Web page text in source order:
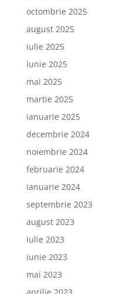
octombrie 2025
august 2025
iulie 2025
iunie 2025
mai 2025
martie 2025
ianuarie 2025
decembrie 2024
noiembrie 2024
februarie 2024
ianuarie 2024
septembrie 2023
august 2023
iulie 2023
iunie 2023
mai 2023